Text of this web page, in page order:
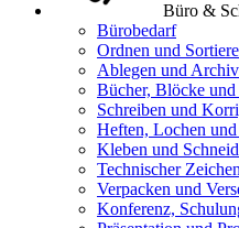
Büro &
Bürobedarf
Ordnen und
Ablegen und
Bücher, Blöcke
Schreiben und
Heften, Lochen
Kleben und
Technischer
Verpacken und
Konferenz,